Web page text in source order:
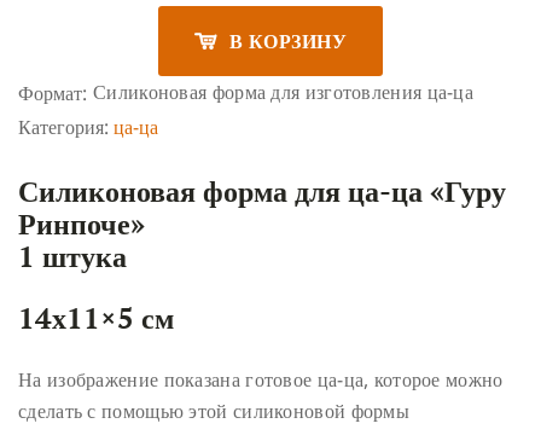
В КОРЗИНУ
Формат: Силиконовая форма для изготовления ца-ца
Категория: ца-ца
Силиконовая форма для ца-ца «Гуру
Ринпоче»
1 штука
14х11×5 см
На изображение показана готовое ца-ца, которое можно
сделать с помощью этой силиконовой формы